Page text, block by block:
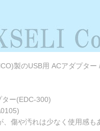
製のUSB用 ACアダプタ
ター(EDC-300)
、傷や汚れは少なく使用感も